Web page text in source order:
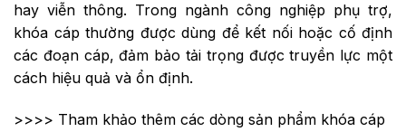
hay viễn thông. Trong ngành công nghiệp phụ trợ,
khóa cáp thường được dùng để kết nối hoặc cố định
các đoạn cáp, đảm bảo tải trọng được truyền lực một
cách hiệu quả và ổn định.
>>>> Tham khảo thêm các dòng sản phẩm khóa cáp